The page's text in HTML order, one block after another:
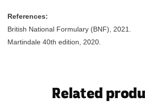
:References
Related